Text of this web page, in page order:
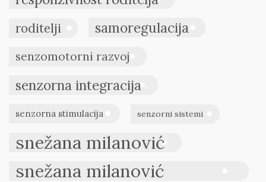
roditelji samoregulacija
senzomotorni razvoj
senzorna integracija
senzorna stimulacija senzorni sistemi
snežana milanović
snežana milanović